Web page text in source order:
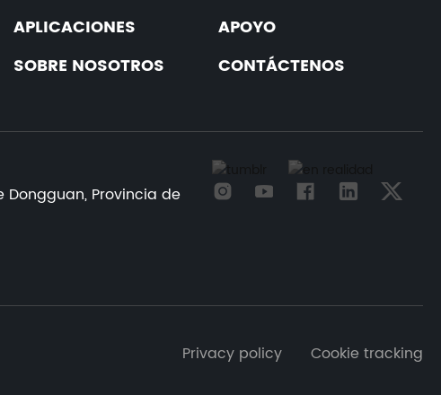
APLICACIONES
APOYO
SOBRE NOSOTROS CONTÁCTENOS
Dongguan, Provincia de
Privacy policy Cookie tracking